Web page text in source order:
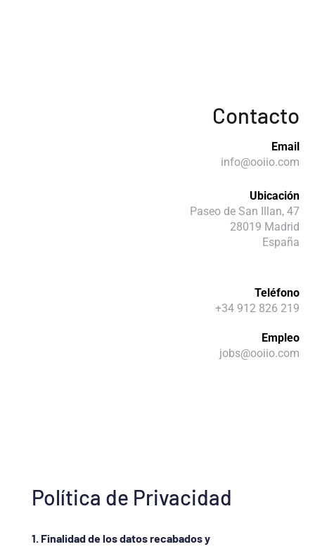
Contacto
Email
info@ooiio.com
Ubicación
Paseo de San Illan, 47
28019 Madrid
España
Teléfono
+34 912 826 219
Empleo
jobs@ooiio.com
Política de Privacidad
1. Finalidad de los datos recabados y